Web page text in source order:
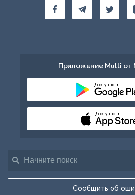
Сообщить об
Приложение Multi от
Доступно в
Доступно в